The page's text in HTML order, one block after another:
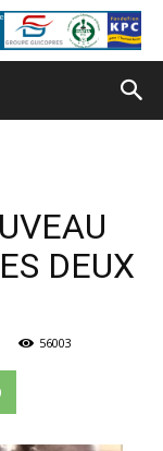
DEUX
56003